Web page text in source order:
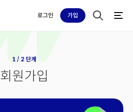
로그인 가입
1 / 2 단계
회원가입